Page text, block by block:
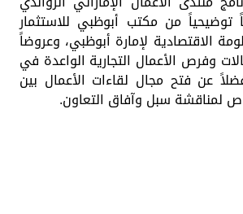
من مكتب أبوظبي للاستثمار
الاقتصادية لإمارة أبوظبي، وعروضاً
وفرص الأعمال التجارية الواعدة في
عن فتح مجال لقاءات الأعمال بين
لمناقشة سبل وآفاق التعاون.